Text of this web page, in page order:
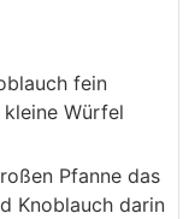
fein
Würfel
Pfanne das
Knoblauch darin